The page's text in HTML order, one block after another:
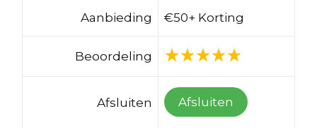
Aanbieding €50+ Korting
Beoordeling
Afsluiten Afsluiten